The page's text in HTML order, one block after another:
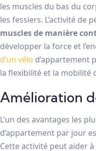
les muscles du bas du
les fessiers. L’activité de
muscles de manière
développer la force et
d’un vélo d’appartement
la flexibilité et la mobilité
Amélioration
L’un des avantages les
d’appartement par jour
Cette activité peut aider